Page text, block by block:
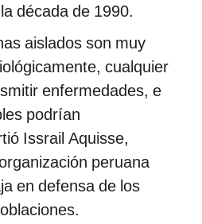
década de 1990.
aislados son muy
cualquier
enfermedades, e
podrían
Issrail Aquisse,
peruana
en defensa de los